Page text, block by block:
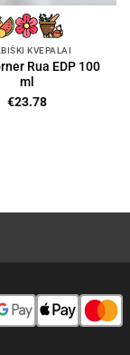
KVEPALAI
Rua EDP 100
ml
€23.78